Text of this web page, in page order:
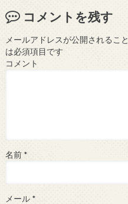
コメントを残す
メールアドレスが公開されるこ
は必須項目です
コメント
名前 *
メール *